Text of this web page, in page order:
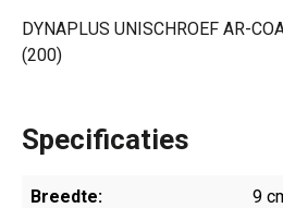
DYNAPLUS UNISCHROEF AR-
(200)
Specificaties
Breedte: 9